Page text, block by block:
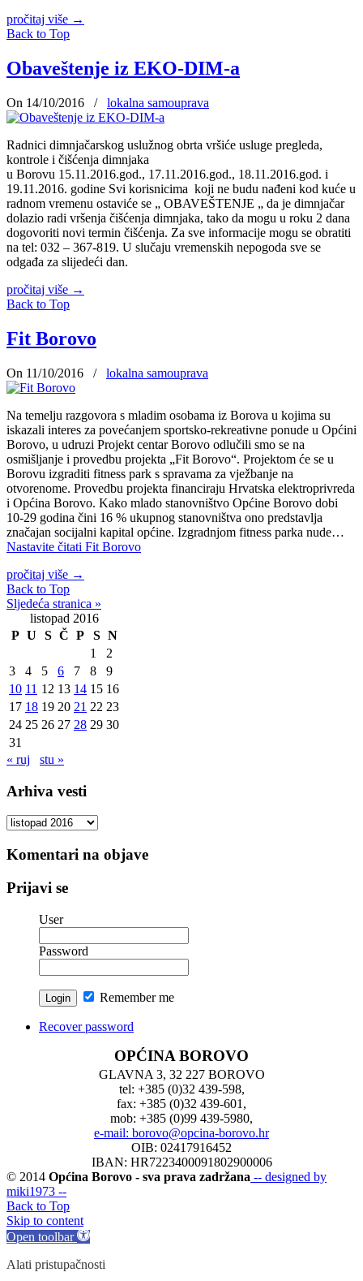
pročitaj više →
Back to Top
Obaveštenje iz EKO-DIM-a
On 14/10/2016 / lokalna samouprava
Radnici dimnjačarskog uslužnog obrta vršiće usluge pregleda,
kontrole i čišćenja dimnjaka
u Borovu 15.11.2016.god., 17.11.2016.god., 18.11.2016.god. i
19.11.2016. godine Svi korisnicima koji ne budu nađeni kod kuće u
radnom vremenu ostaviće se „ OBAVEŠTENJE „ da je dimnjačar
dolazio radi vršenja čišćenja dimnjaka, tako da mogu u roku 2 dana
dogovoriti novi termin čišćenja. Za sve informacije mogu se obratiti
na tel: 032 – 367-819. U slučaju vremenskih nepogoda sve se
odgađa za slijedeći dan.
pročitaj više →
Back to Top
Fit Borovo
On 11/10/2016 / lokalna samouprava
Na temelju razgovora s mladim osobama iz Borova u kojima su
iskazali interes za povećanjem sportsko-rekreativne ponude u Općini
Borovo, u udruzi Projekt centar Borovo odlučili smo se na
osmišljanje i provedbu projekta „Fit Borovo“. Projektom će se u
Borovu izgraditi fitness park s spravama za vježbanje na
otvorenome. Provedbu projekta financiraju Hrvatska elektroprivreda
i Općina Borovo. Kako mlado stanovništvo Općine Borovo dobi
10-29 godina čini 16 % ukupnog stanovništva ono predstavlja
značajan socijalni kapital općine. Izgradnjom fitness parka nude…
Nastavite čitati Fit Borovo
pročitaj više →
Back to Top
Sljedeća stranica »
listopad 2016
P U S Č P S N
1
2
3
4 5 6 7 8
9
10 11 12 13 14 15 16
17 18 19 20 21 22 23
24 25 26 27 28 29 30
31
« ruj
stu »
Arhiva vesti
Arhiva
Komentari na objave
Prijavi se
User
Password
Remember me
Recover password
OPĆINA BOROVO
GLAVNA 3, 32 227 BOROVO
tel: +385 (0)32 439-598,
fax: +385 (0)32 439-601,
mob: +385 (0)99 439-5980,
e-mail: borovo@opcina-borovo.hr
OIB: 02417916452
IBAN: HR7223400091802900006
© 2014 Općina Borovo - sva prava zadržana -- designed by
miki1973 --
Back to Top
Skip to content
Open toolbar
Alati pristupačnosti